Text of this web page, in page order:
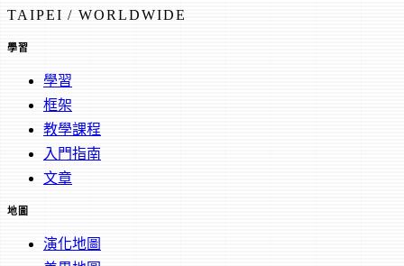
TAIPEI / WORLDWIDE
學習
學習
框架
教學課程
入門指南
文章
地圖
演化地圖